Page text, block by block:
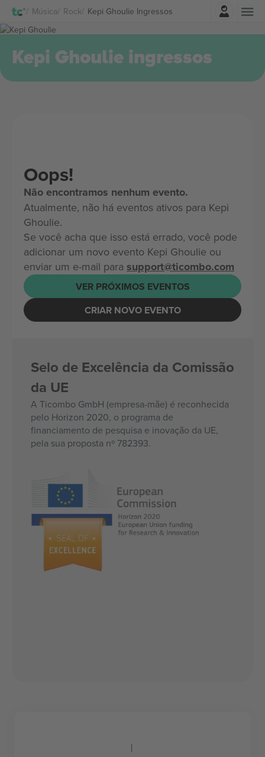
Música Rock Kepi Ghoulie Ingressos
Entrar
Kepi Ghoulie ingressos
Oops!
Não encontramos nenhum evento.
Atualmente, não há eventos ativos para Kepi
Ghoulie.
Se você acha que isso está errado, você pode
adicionar um novo evento Kepi Ghoulie ou
enviar um e-mail para support@ticombo.com
VER PRÓXIMOS EVENTOS
CRIAR NOVO EVENTO
Selo de Excelência da Comissão
da UE
A Ticombo GmbH (empresa-mãe) é reconhecida
pelo Horizon 2020, o programa de
financiamento de pesquisa e inovação da UE,
pela sua proposta nº 782393.